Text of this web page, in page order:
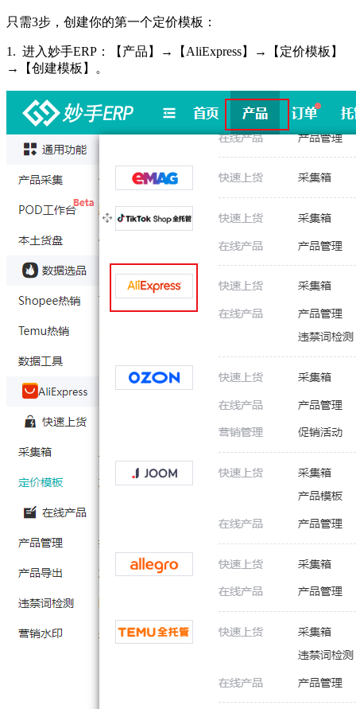
只需3步，创建你的第一个定价模板：
1. 进入妙手ERP：【产品】→ 【 AliExpress】→
【定价模板】
→【创建模板】。